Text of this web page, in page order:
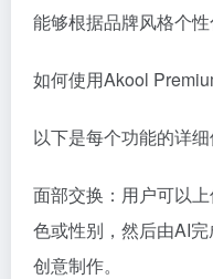
能够根据品牌风格个性
如何使用Akool
以下是每个功能的详
面部交换：用户可以
色或性别，然后由AI
创意制作。